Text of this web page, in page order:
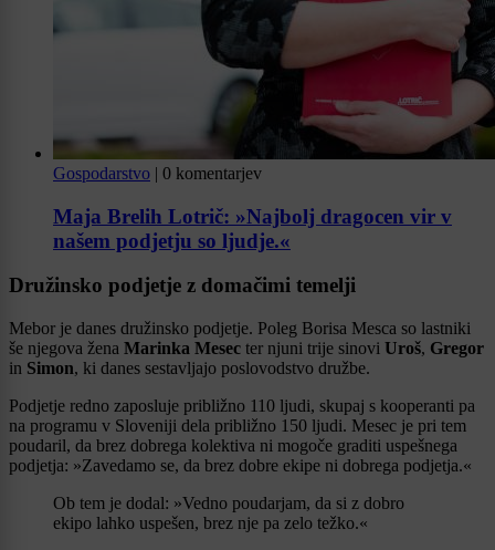
Gospodarstvo | 0 komentarjev
Maja Brelih Lotrič: »Najbolj dragocen vir v
našem podjetju so ljudje.«
Družinsko podjetje z domačimi temelji
Mebor je danes družinsko podjetje. Poleg Borisa Mesca so lastniki
še njegova žena Marinka Mesec ter njuni trije sinovi Uroš, Gregor
in Simon, ki danes sestavljajo poslovodstvo družbe.
Podjetje redno zaposluje približno 110 ljudi, skupaj s kooperanti pa
na programu v Sloveniji dela približno 150 ljudi. Mesec je pri tem
poudaril, da brez dobrega kolektiva ni mogoče graditi uspešnega
podjetja: »Zavedamo se, da brez dobre ekipe ni dobrega podjetja.«
Ob tem je dodal: »Vedno poudarjam, da si z dobro
ekipo lahko uspešen, brez nje pa zelo težko.«